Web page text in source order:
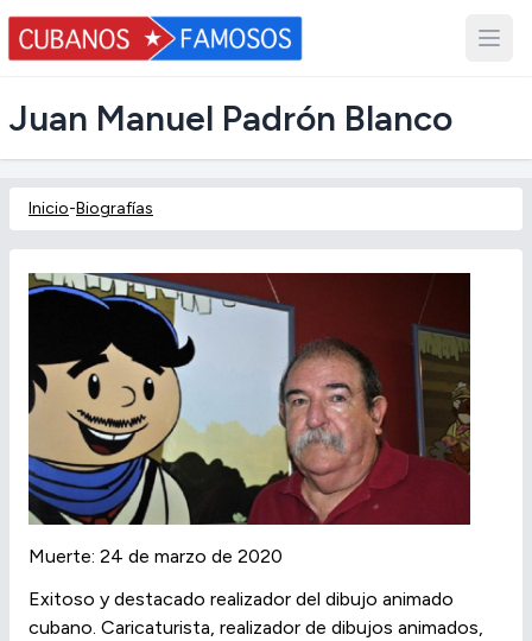
Juan Manuel Padrón Blanco
Inicio-Biografías
Muerte: 24 de marzo de 2020
Exitoso y destacado realizador del dibujo animado
cubano. Caricaturista, realizador de dibujos animados,